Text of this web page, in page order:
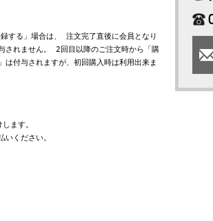
する」場合は、 注文完了直後に会員となり
されません。 2回目以降のご注文時から「購
は付与されますが、初回購入時は利用出来ま
ます。
ください。